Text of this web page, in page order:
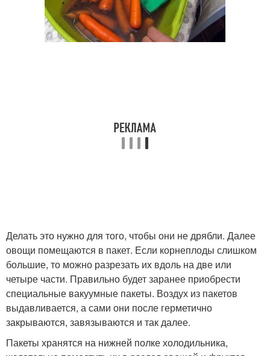
Делать это нужно для того, чтобы они не дрябли. Далее
овощи помещаются в пакет. Если корнеплоды слишком
большие, то можно разрезать их вдоль на две или
четыре части. Правильно будет заранее приобрести
специальные вакуумные пакеты. Воздух из пакетов
выдавливается, а сами они после герметично
закрываются, завязываются и так далее.
Пакеты хранятся на нижней полке холодильника,